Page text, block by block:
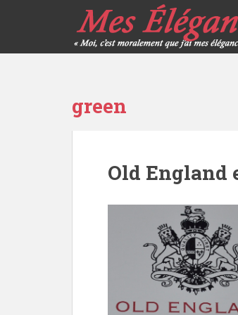
green
Old England